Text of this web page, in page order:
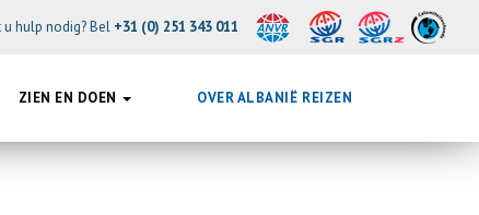
u hulp nodig? Bel +31 (0) 251 343 011
ZIEN EN DOEN OVER ALBANIË REIZEN